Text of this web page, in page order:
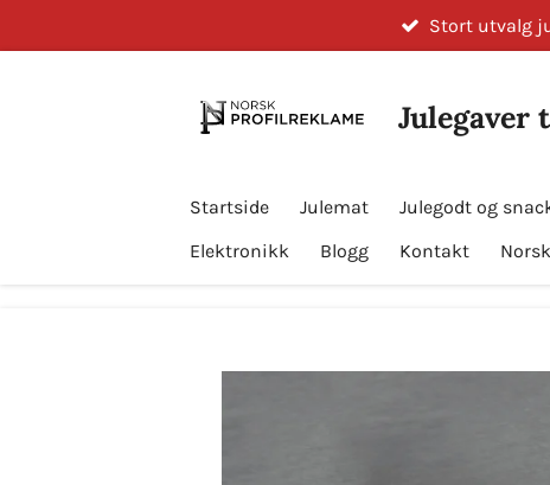
Stort utvalg
Julegaver
Startside Julemat Julegodt og
Elektronikk
Blogg Kontakt